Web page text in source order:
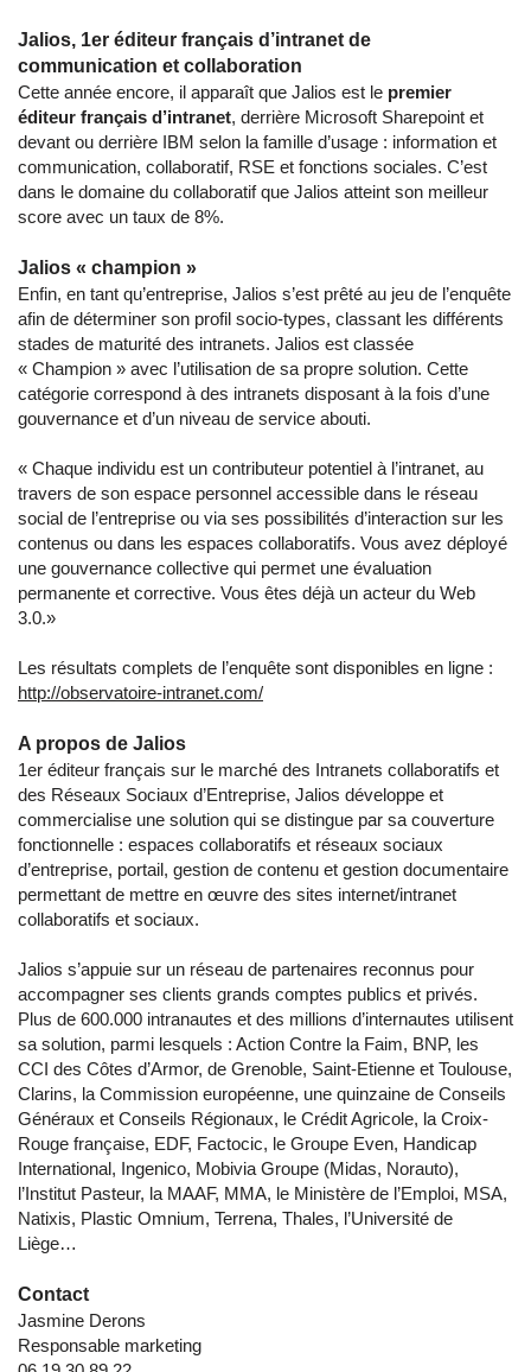
Jalios, 1er éditeur français d’intranet de
communication et collaboration
Cette année encore, il apparaît que Jalios est le premier
éditeur français d’intranet, derrière Microsoft Sharepoint et
devant ou derrière IBM selon la famille d’usage : information et
communication, collaboratif, RSE et fonctions sociales. C’est
dans le domaine du collaboratif que Jalios atteint son meilleur
score avec un taux de 8%.
Jalios « champion »
Enfin, en tant qu’entreprise, Jalios s’est prêté au jeu de l’enquête
afin de déterminer son profil socio-types, classant les différents
stades de maturité des intranets. Jalios est classée
« Champion » avec l’utilisation de sa propre solution. Cette
catégorie correspond à des intranets disposant à la fois d’une
gouvernance et d’un niveau de service abouti.
« Chaque individu est un contributeur potentiel à l’intranet, au
travers de son espace personnel accessible dans le réseau
social de l’entreprise ou via ses possibilités d’interaction sur les
contenus ou dans les espaces collaboratifs. Vous avez déployé
une gouvernance collective qui permet une évaluation
permanente et corrective. Vous êtes déjà un acteur du Web
3.0.»
Les résultats complets de l’enquête sont disponibles en ligne :
http://observatoire-intranet.com/
A propos de Jalios
1er éditeur français sur le marché des Intranets collaboratifs et
des Réseaux Sociaux d’Entreprise, Jalios développe et
commercialise une solution qui se distingue par sa couverture
fonctionnelle : espaces collaboratifs et réseaux sociaux
d’entreprise, portail, gestion de contenu et gestion documentaire
permettant de mettre en œuvre des sites internet/intranet
collaboratifs et sociaux.
Jalios s’appuie sur un réseau de partenaires reconnus pour
accompagner ses clients grands comptes publics et privés.
Plus de 600.000 intranautes et des millions d’internautes utilisent
sa solution, parmi lesquels : Action Contre la Faim, BNP, les
CCI des Côtes d’Armor, de Grenoble, Saint-Etienne et Toulouse,
Clarins, la Commission européenne, une quinzaine de Conseils
Généraux et Conseils Régionaux, le Crédit Agricole, la Croix-
Rouge française, EDF, Factocic, le Groupe Even, Handicap
International, Ingenico, Mobivia Groupe (Midas, Norauto),
l’Institut Pasteur, la MAAF, MMA, le Ministère de l’Emploi, MSA,
Natixis, Plastic Omnium, Terrena, Thales, l’Université de
Liège…
Contact
Jasmine Derons
Responsable marketing